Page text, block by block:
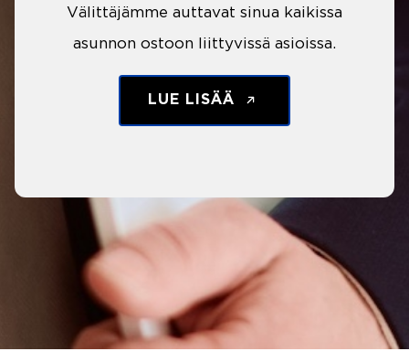
Välittäjämme auttavat sinua kaikissa
asunnon ostoon liittyvissä asioissa.
LUE LISÄÄ